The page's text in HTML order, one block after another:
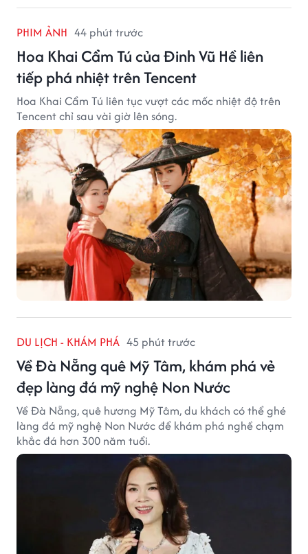
PHIM ẢNH 44 phút trước
Hoa Khai Cẩm Tú của Đinh Vũ Hề liên
tiếp phá nhiệt trên Tencent
Hoa Khai Cẩm Tú liên tục vượt các mốc nhiệt độ trên
Tencent chỉ sau vài giờ lên sóng.
DU LỊCH - KHÁM PHÁ 45 phút trước
Về Đà Nẵng quê Mỹ Tâm, khám phá vẻ
đẹp làng đá mỹ nghệ Non Nước
Về Đà Nẵng, quê hương Mỹ Tâm, du khách có thể ghé
làng đá mỹ nghệ Non Nước để khám phá nghề chạm
khắc đá hơn 300 năm tuổi.